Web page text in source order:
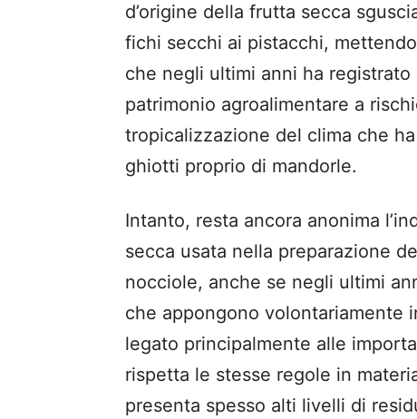
d’origine della frutta secca
fichi secchi ai pistacchi,
che negli ultimi anni ha
patrimonio agroalimentare a
tropicalizzazione del clima che
ghiotti proprio di mandorle.
Intanto, resta ancora anonima
secca usata nella preparazione
nocciole, anche se negli ultimi
che appongono volontariamente
legato principalmente alle
rispetta le stesse regole in
presenta spesso alti livelli di